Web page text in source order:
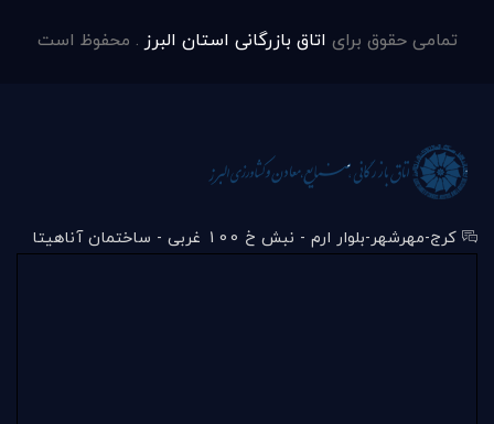
تمامی حقوق برای اتاق بازرگانی استان البرز . محفوظ است
کرج-مهرشهر-بلوار ارم - نبش خ 100 غربی - ساختمان آناهیتا